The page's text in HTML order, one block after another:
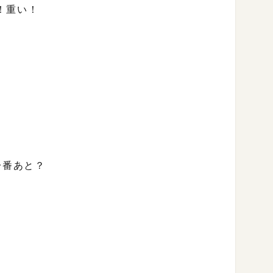
い！
あと？